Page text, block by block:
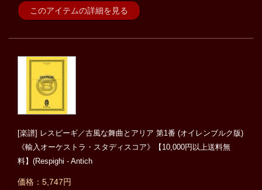
このアイテムの詳細を見る
[楽譜] レスピーギ／古風な舞曲とアリア 第1番 (オイレンブルク版)
《輸入オーケストラ・スタディスコア》【10,000円以上送料無
料】(Respighi - Antich
価格：5,747円